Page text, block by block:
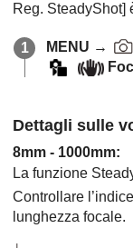
Reg. SteadyShot]
MENU →
Dettagli sulle
8mm - 1000mm:
La funzione
Controllare
lunghezza focale.